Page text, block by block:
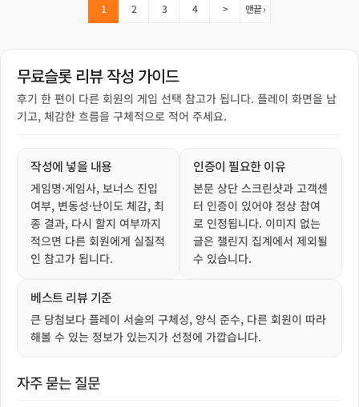
1 2 3 4 > 맨끝 ›
무료슬롯 리뷰 작성 가이드
후기 한 편이 다른 회원의 게임 선택 참고가 됩니다. 플레이 화면을 남
기고, 체감한 흐름을 구체적으로 적어 주세요.
작성에 넣을 내용
게임명·게임사, 보너스 진입
여부, 변동성·난이도 체감, 최
종 결과, 다시 할지 여부까지
적으면 다른 회원에게 실질적
인 참고가 됩니다.
인증이 필요한 이유
본문 상단 스크린샷과 고객센
터 인증이 있어야 정상 참여
로 인정됩니다. 이미지 없는
글은 챌린지 집계에서 제외될
수 있습니다.
베스트 리뷰 기준
큰 당첨보다 플레이 서술의 구체성, 양식 준수, 다른 회원이 따라
해볼 수 있는 정보가 있는지가 선정에 가깝습니다.
자주 묻는 질문